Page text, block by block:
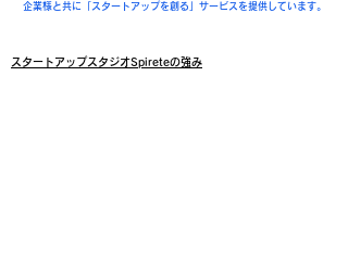
企業様と共に「スタートアップを創る」サービスを提供しています。
スタートアップスタジオSpireteの強み